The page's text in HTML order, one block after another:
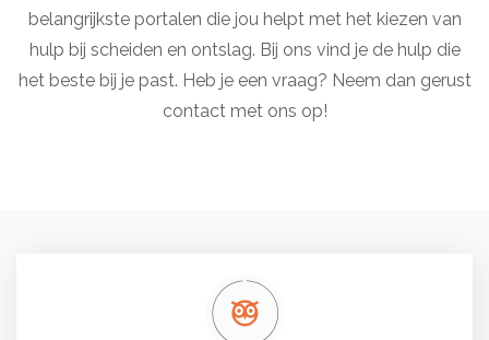
belangrijkste portalen die jou helpt met het kiezen van
hulp bij scheiden en ontslag. Bij ons vind je de hulp die
het beste bij je past. Heb je een vraag? Neem dan gerust
contact met ons op!